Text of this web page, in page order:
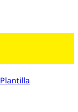
Plantilla